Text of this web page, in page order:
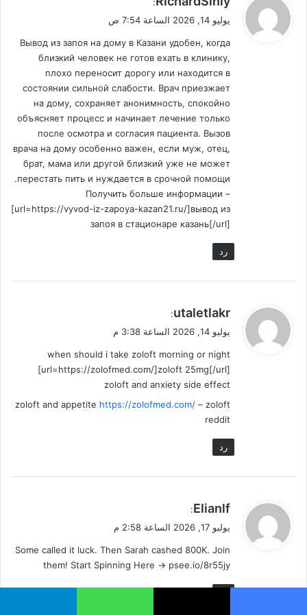
ل
يوليو 14, 2026 الساعة 7:54 ص
Вывод из запоя на дому в Казани удобен, когда
близкий человек не готов ехать в клинику,
плохо переносит дорогу или находится в
состоянии сильной слабости. Врач приезжает
на дому, сохраняет анонимность, спокойно
объясняет процесс и начинает лечение только
после осмотра и согласия пациента. Вызов
врача на дому особенно важен, если муж, отец,
брат, мама или другой близкий уже не может
перестать пить и нуждается в срочной помощи.
Получить больше информации –
[url=https://vyvod-iz-zapoya-kazan21.ru/]вывод из
запоя в стационаре казань[/url]
رد
ي
ل
utaletlakr
:
يوليو 14, 2026 الساعة 3:38 م
when should i take zoloft morning or night
[url=https://zolofmed.com/]zoloft 25mg[/url]
zoloft and anxiety side effect
zoloft and appetite https://zolofmed.com/ – zoloft
reddit
رد
ي
ل
Elianlf
:
يوليو 17, 2026 الساعة 2:58 م
Some called it luck. Then Sarah cashed 800K. Join
them! Start Spinning Here -> psee.io/8r55jy